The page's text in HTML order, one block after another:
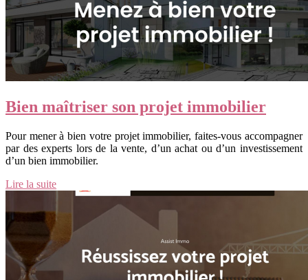
Bien maîtriser son projet immobilier
Pour mener à bien votre projet immobilier, faites-vous accompagner
par des experts lors de la vente, d’un achat ou d’un investissement
d’un bien immobilier.
Lire la suite